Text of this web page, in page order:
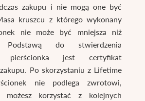
zakupu i nie mogą one być
kruszcu z którego wykonany
nie może być mniejsza niż
Podstawą do stwierdzenia
pierścionka jest certyfikat
Po skorzystaniu z Lifetime
nie podlega zwrotowi,
możesz korzystać z kolejnych